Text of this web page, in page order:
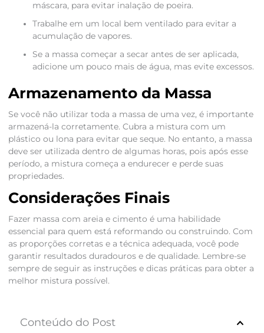
máscara, para evitar inalação de poeira.
Trabalhe em um local bem ventilado para evitar a
acumulação de vapores.
Se a massa começar a secar antes de ser aplicada,
adicione um pouco mais de água, mas evite excessos.
Armazenamento da Massa
Se você não utilizar toda a massa de uma vez, é importante
armazená-la corretamente. Cubra a mistura com um
plástico ou lona para evitar que seque. No entanto, a massa
deve ser utilizada dentro de algumas horas, pois após esse
período, a mistura começa a endurecer e perde suas
propriedades.
Considerações Finais
Fazer massa com areia e cimento é uma habilidade
essencial para quem está reformando ou construindo. Com
as proporções corretas e a técnica adequada, você pode
garantir resultados duradouros e de qualidade. Lembre-se
sempre de seguir as instruções e dicas práticas para obter a
melhor mistura possível.
Conteúdo do Post